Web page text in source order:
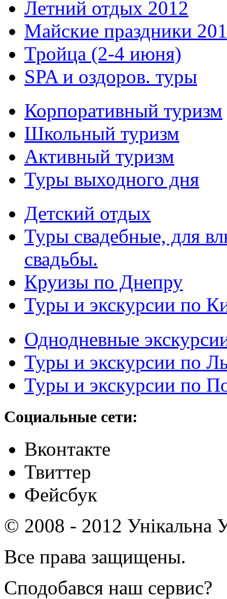
Летний отдых 2012
Майские праздники
Тройца (2-4 июня)
SPA и оздоров. туры
Корпоративный туризм
Школьный туризм
Активный туризм
Туры выходного дня
Детский отдых
Туры свадебные, для
свадьбы.
Круизы по Днепру
Туры и экскурсии по
Однодневные
Туры и экскурсии по
Туры и экскурсии по
Социальные сети:
Вконтакте
Твиттер
Фейсбук
© 2008 - 2012 Унікальна
Все права защищены.
Сподобався наш сервис?